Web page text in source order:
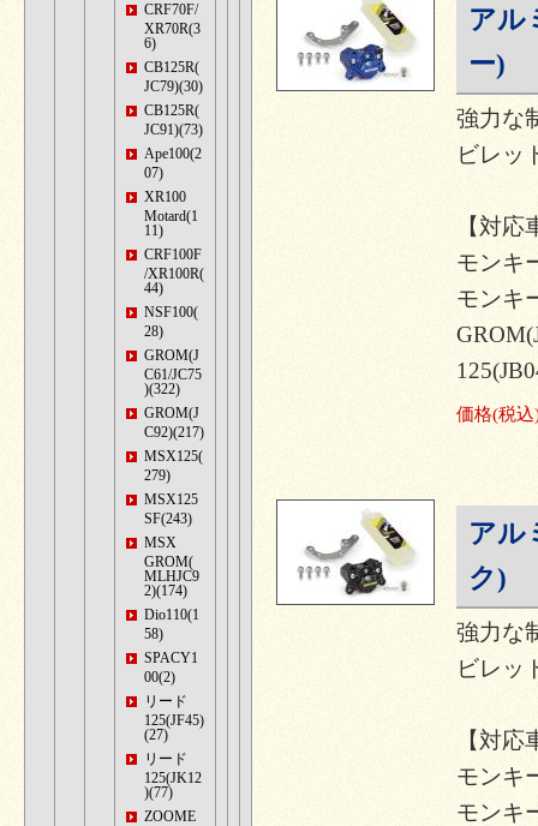
CRF70F/
XR70R(3
6)
CB125R(
JC79)(30)
CB125R(
JC91)(73)
Ape100(2
07)
XR100
Motard(1
11)
CRF100F
/XR100R(
44)
NSF100(
28)
GROM(J
C61/JC75
)(322)
GROM(J
C92)(217)
MSX125(
279)
MSX125
SF(243)
MSX
GROM(
MLHJC9
2)(174)
Dio110(1
58)
SPACY1
00(2)
リード
125(JF45)
(27)
リード
125(JK12
)(77)
ZOOME
アル
ー)
強力な
ビレッ
【対応
モンキ
モンキ
価格(税込
アル
ク)
強力な
ビレッ
【対応
モンキ
モンキ